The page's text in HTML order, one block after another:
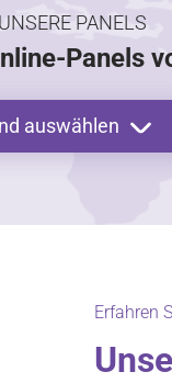
UNSERE PANELS
Panels
auswählen
Erfahren